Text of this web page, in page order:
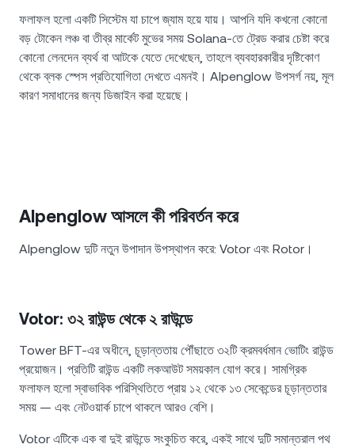
ফলাফল হলো একটি সিস্টেম যা চাপে জ্যাম হয়ে যায়। আপনি যদি কখনো কোনো
বড় টোকেন লঞ্চ বা তীব্র মার্কেট মুভের সময় Solana-তে ট্রেড করার চেষ্টা করে
কোনো লেনদেন ব্যর্থ বা আটকে যেতে দেখেছেন, তাহলে ব্যবহারকারীর দৃষ্টিকোণ
থেকে ব্লক স্পেস প্রতিযোগিতা দেখতে এমনই। Alpenglow উপসর্গ নয়, মূল
কারণ সমাধানের জন্য ডিজাইন করা হয়েছে।
Alpenglow আসলে কী পরিবর্তন করে
Alpenglow দুটি নতুন উপাদান উপস্থাপন করে: Votor এবং Rotor।
Votor: ৩২ রাউন্ড থেকে ২ রাউন্ডে
Tower BFT-এর অধীনে, চূড়ান্ততায় পৌঁছাতে ৩২টি ক্রমবর্ধমান ভোটিং রাউন্ড
প্রয়োজন। প্রতিটি রাউন্ড একটি লকআউট সময়কাল যোগ করে। সামগ্রিক
ফলাফল হলো স্বাভাবিক পরিস্থিতিতে প্রায় ১২ থেকে ১৩ সেকেন্ডের চূড়ান্ততার
সময় — এবং নেটওয়ার্ক চাপে থাকলে আরও বেশি।
Votor এটিকে এক বা দুই রাউন্ডে সংকুচিত করে, একই সাথে দুটি সমান্তরাল পথ